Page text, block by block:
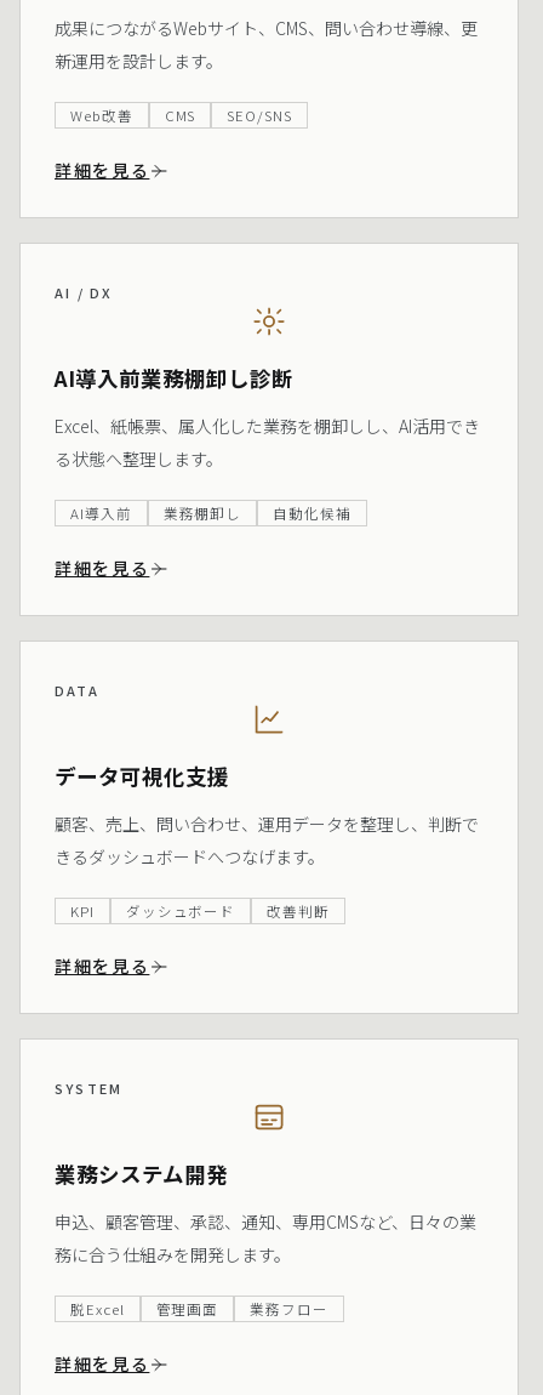
成果につながるWebサイト、CMS、問い合わせ導線、更
新運用を設計します。
Web改善 CMS SEO/SNS
詳細を見る
AI / DX
AI導入前業務棚卸し診断
Excel、紙帳票、属人化した業務を棚卸しし、AI活用でき
る状態へ整理します。
AI導入前 業務棚卸し 自動化候補
詳細を見る
DATA
データ可視化支援
顧客、売上、問い合わせ、運用データを整理し、判断で
きるダッシュボードへつなげます。
KPI ダッシュボード 改善判断
詳細を見る
SYSTEM
業務システム開発
申込、顧客管理、承認、通知、専用CMSなど、日々の業
務に合う仕組みを開発します。
脱Excel 管理画面 業務フロー
詳細を見る